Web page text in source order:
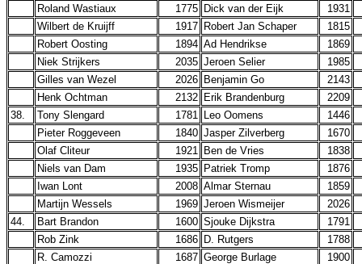
Roland Wastiaux 1775 Dick van der Eijk
1931
Wilbert de Kruijff
1917 Robert Jan Schaper
1815
Robert Oosting
1894 Ad Hendrikse
1869
Niek Strijkers
2035 Jeroen Selier
1985
Gilles van Wezel
2026 Benjamin Go
2143
Henk Ochtman
2132 Erik Brandenburg
2209
38.
Tony Slengard 1781 Leo Oomens
1446
Pieter Roggeveen
1840 Jasper Zilverberg
1670
Olaf Cliteur
1921 Ben de Vries
1838
Niels van Dam
1935 Patriek Tromp
1876
Iwan Lont
2008 Almar Sternau
1859
Martijn Wessels
1969 Jeroen Wismeijer
2026
44.
Bart Brandon 1600 Sjouke Dijkstra
1791
Rob Zink
1686 D. Rutgers
1788
R. Camozzi
1687 George Burlage
1900